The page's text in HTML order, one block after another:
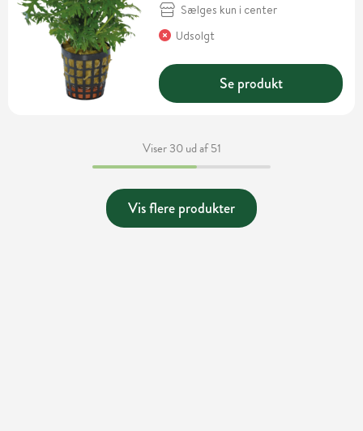
Sælges kun i center
Udsolgt
Se produkt
Viser 30 ud af 51
Vis flere produkter